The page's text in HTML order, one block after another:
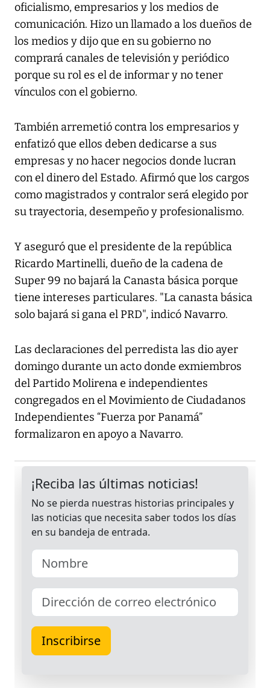
oficialismo, empresarios y los medios de
comunicación. Hizo un llamado a los dueños de
los medios y dijo que en su gobierno no
comprará canales de televisión y periódico
porque su rol es el de informar y no tener
vínculos con el gobierno.
También arremetió contra los empresarios y
enfatizó que ellos deben dedicarse a sus
empresas y no hacer negocios donde lucran
con el dinero del Estado. Afirmó que los cargos
como magistrados y contralor será elegido por
su trayectoria, desempeño y profesionalismo.
Y aseguró que el presidente de la república
Ricardo Martinelli, dueño de la cadena de
Super 99 no bajará la Canasta básica porque
tiene intereses particulares. "La canasta básica
solo bajará si gana el PRD", indicó Navarro.
Las declaraciones del perredista las dio ayer
domingo durante un acto donde exmiembros
del Partido Molirena e independientes
congregados en el Movimiento de Ciudadanos
Independientes “Fuerza por Panamá”
formalizaron en apoyo a Navarro.